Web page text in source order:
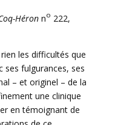
Héronno 222,
les difficultés que
ses fulgurances, ses
– et originel – de la
une clinique
en témoignant de